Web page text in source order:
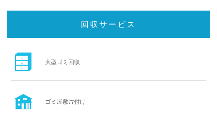
回収サービス
大型ゴミ回収
ゴミ屋敷片付け